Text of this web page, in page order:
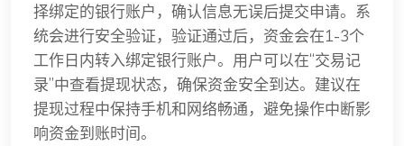
择绑定的银行账户，确认信息无误后提交申请。系
统会进行安全验证，验证通过后，资金会在1-3个
工作日内转入绑定银行账户。用户可以在“交易记
录”中查看提现状态，确保资金安全到达。建议在
提现过程中保持手机和网络畅通，避免操作中断影
响资金到账时间。